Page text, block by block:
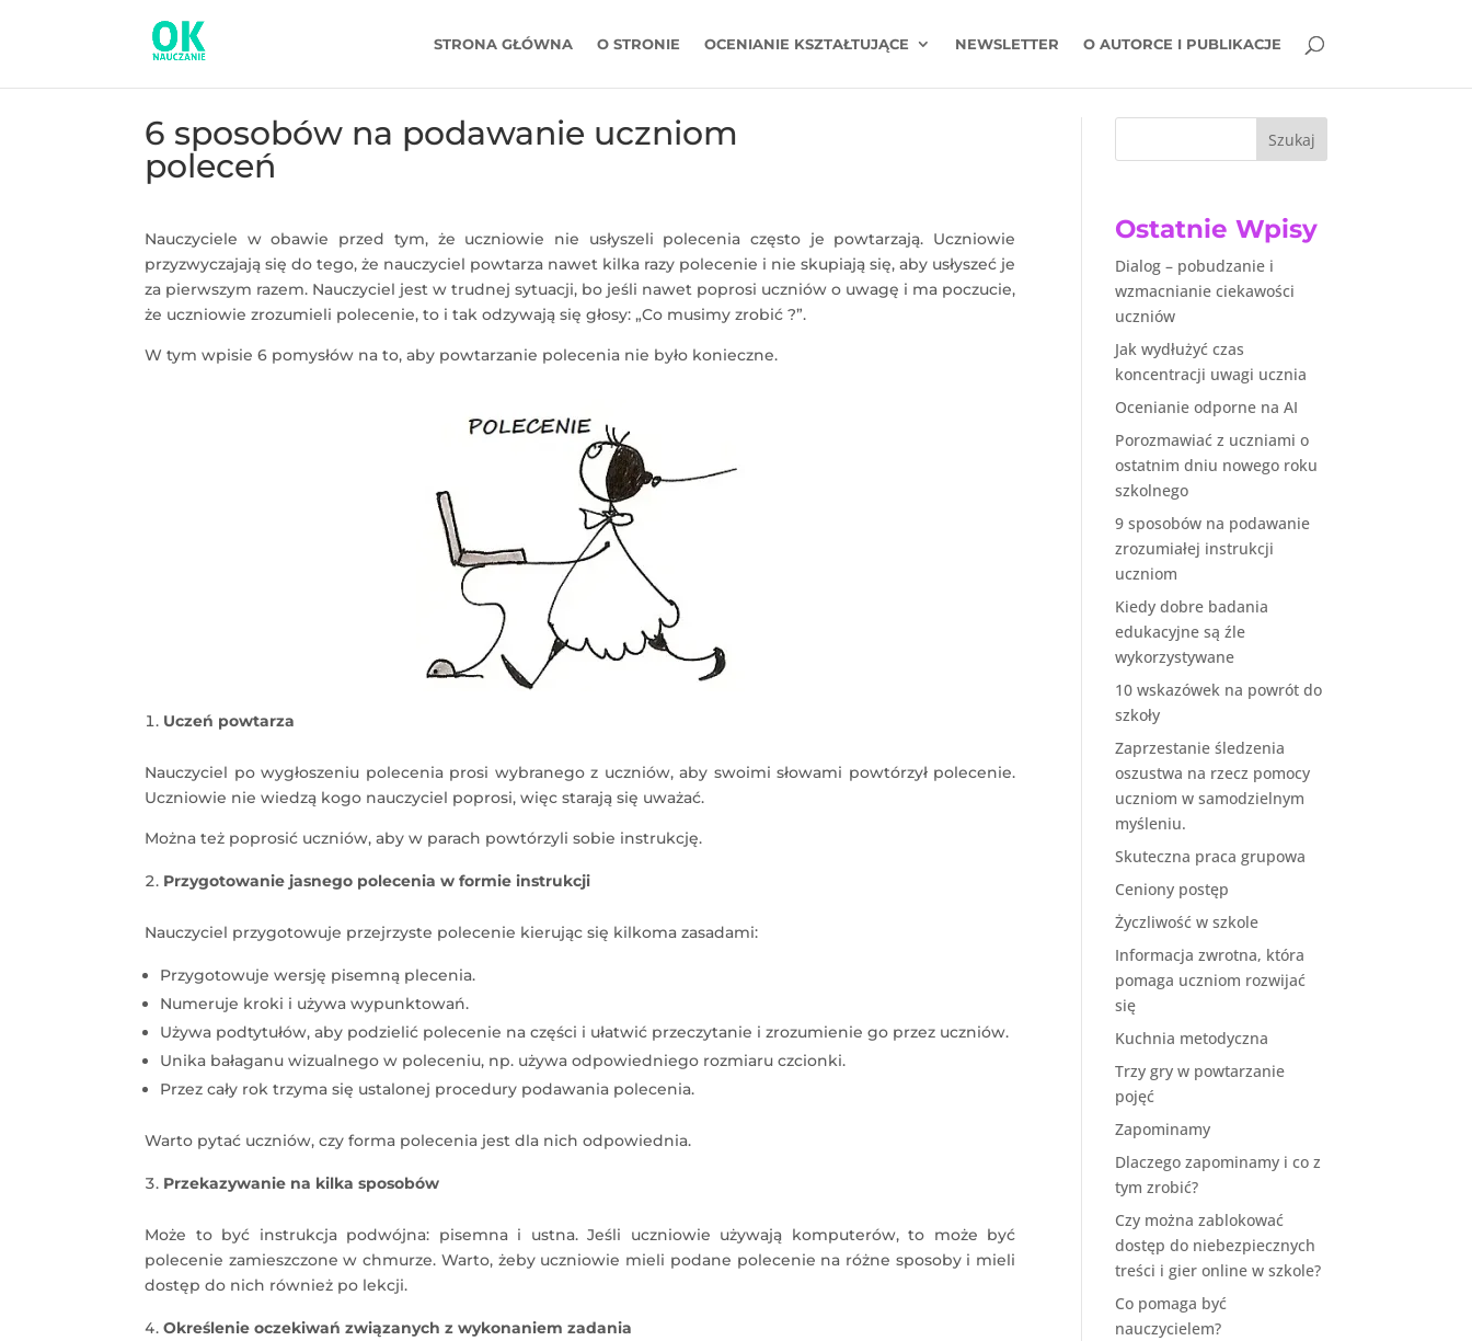
STRONA GŁÓWNA O STRONIE OCENIANIE KSZTAŁTUJĄCE NEWSLETTER O AUTORCE I PUBLIKACJE
6 sposobów na podawanie uczniom
poleceń
Nauczyciele w obawie przed tym, że uczniowie nie usłyszeli polecenia często je powtarzają. Uczniowie
przyzwyczajają się do tego, że nauczyciel powtarza nawet kilka razy polecenie i nie skupiają się, aby usłyszeć je
za pierwszym razem. Nauczyciel jest w trudnej sytuacji, bo jeśli nawet poprosi uczniów o uwagę i ma poczucie,
że uczniowie zrozumieli polecenie, to i tak odzywają się głosy: „Co musimy zrobić ?”.
W tym wpisie 6 pomysłów na to, aby powtarzanie polecenia nie było konieczne.
Uczeń powtarza
Nauczyciel po wygłoszeniu polecenia prosi wybranego z uczniów, aby swoimi słowami powtórzył polecenie.
Uczniowie nie wiedzą kogo nauczyciel poprosi, więc starają się uważać.
Można też poprosić uczniów, aby w parach powtórzyli sobie instrukcję.
Przygotowanie jasnego polecenia w formie instrukcji
Nauczyciel przygotowuje przejrzyste polecenie kierując się kilkoma zasadami:
Przygotowuje wersję pisemną plecenia.
Numeruje kroki i używa wypunktowań.
Używa podtytułów, aby podzielić polecenie na części i ułatwić przeczytanie i zrozumienie go przez uczniów.
Unika bałaganu wizualnego w poleceniu, np. używa odpowiedniego rozmiaru czcionki.
Przez cały rok trzyma się ustalonej procedury podawania polecenia.
Warto pytać uczniów, czy forma polecenia jest dla nich odpowiednia.
Przekazywanie na kilka sposobów
Może to być instrukcja podwójna: pisemna i ustna. Jeśli uczniowie używają komputerów, to może być
polecenie zamieszczone w chmurze. Warto, żeby uczniowie mieli podane polecenie na różne sposoby i mieli
dostęp do nich również po lekcji.
Określenie oczekiwań związanych z wykonaniem zadania
Szukaj
Ostatnie Wpisy
Dialog – pobudzanie i
wzmacnianie ciekawości
uczniów
Jak wydłużyć czas
koncentracji uwagi ucznia
Ocenianie odporne na AI
Porozmawiać z uczniami o
ostatnim dniu nowego roku
szkolnego
9 sposobów na podawanie
zrozumiałej instrukcji
uczniom
Kiedy dobre badania
edukacyjne są źle
wykorzystywane
10 wskazówek na powrót do
szkoły
Zaprzestanie śledzenia
oszustwa na rzecz pomocy
uczniom w samodzielnym
myśleniu.
Skuteczna praca grupowa
Ceniony postęp
Życzliwość w szkole
Informacja zwrotna, która
pomaga uczniom rozwijać
się
Kuchnia metodyczna
Trzy gry w powtarzanie
pojęć
Zapominamy
Dlaczego zapominamy i co z
tym zrobić?
Czy można zablokować
dostęp do niebezpiecznych
treści i gier online w szkole?
Co pomaga być
nauczycielem?